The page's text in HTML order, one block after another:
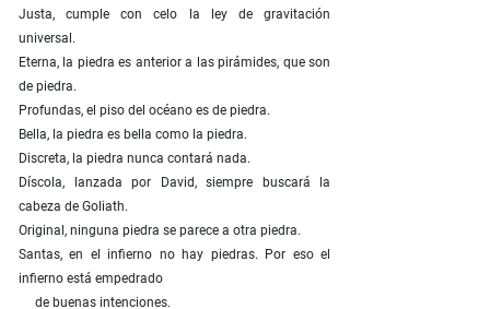
Justa, cumple con celo la ley de gravitación
universal.
Eterna, la piedra es anterior a las pirámides, que son
de piedra.
Profundas, el piso del océano es de piedra.
Bella, la piedra es bella como la piedra.
Discreta, la piedra nunca contará nada.
Díscola, lanzada por David, siempre buscará la
cabeza de Goliath.
Original, ninguna piedra se parece a otra piedra.
Santas, en el infierno no hay piedras. Por eso el
infierno está empedrado
de buenas intenciones.